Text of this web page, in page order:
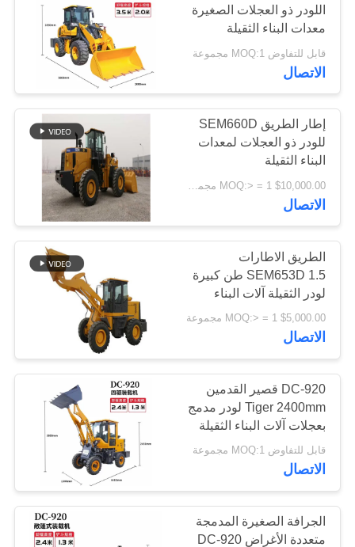
اتصل
أخبار
اطلب
اقتباس
خريطة
الموقع
PRIVACY
POLICY
اللودر ذو العجلات الصغيرة
معدات البناء الثقيلة
قابل للتفاوض MOQ:1 مجموعة
الاتصال
إطار الطريق SEM660D
للودر ذو العجلات لمعدات
البناء الثقيلة
$10,000.00 MOQ:> = 1 مجموعة
الاتصال
الطريق الاطارات
SEM653D 1.5 طن كبيرة
لودر الثقيلة آلات البناء
$5,000.00 MOQ:> = 1 مجموعة
الاتصال
DC-920 قصير القدمين
Tiger 2400mm لودر مدمج
بعجلات آلات البناء الثقيلة
قابل للتفاوض MOQ:1 مجموعة
الاتصال
الجرافة الصغيرة المدمجة
متعددة الأغراض DC-920